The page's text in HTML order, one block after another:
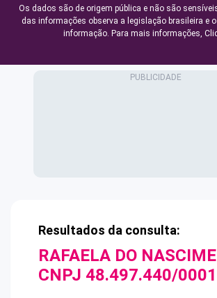
Os dados são de origem pública e não são
das informações observa a legislação brasileira e
informação. Para mais informações,
Resultados da consulta:
RAFAELA DO
CNPJ 48.497.440/